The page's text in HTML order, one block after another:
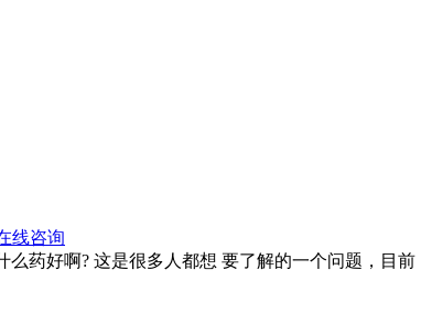
线咨询
好啊? 这是很多人都想 要了解的一个问题，目前